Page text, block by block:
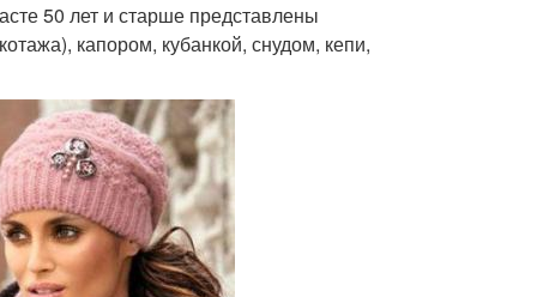
50 лет и старше представлены
капором, кубанкой, снудом, кепи,